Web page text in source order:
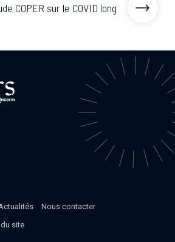
COPER sur le COVID long
Nous contacter
du site